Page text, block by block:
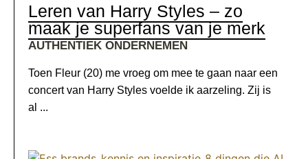
AUTHENTIEK ONDERNEMEN
Leren van Harry Styles – zo
maak je superfans van je merk
Toen Fleur (20) me vroeg om mee te gaan naar een
concert van Harry Styles voelde ik aarzeling. Zij is
al ...